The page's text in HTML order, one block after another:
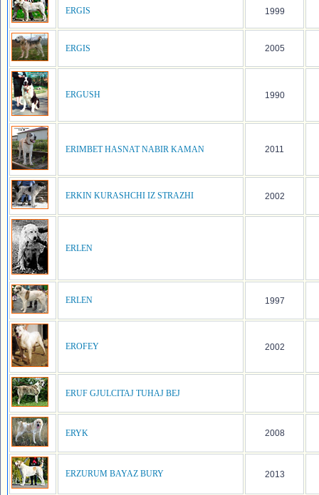
ERGIS 1999
ERGIS 2005
ERGUSH 1990
ERIMBET HASNAT NABIR KAMAN 2011
ERKIN KURASHCHI IZ STRAZHI 2002
ERLEN
ERLEN 1997
EROFEY 2002
ERUF GJULCITAJ TUHAJ BEJ
ERYK 2008
ERZURUM BAYAZ BURY 2013